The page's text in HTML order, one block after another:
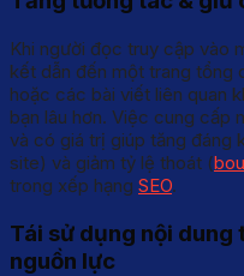
Khi người đọc truy cập vào
kết dẫn đến một trang tổng
hoặc các bài viết liên quan
bạn lâu hơn. Việc cung cấp
và có giá trị giúp tăng đáng
site) và giảm tỷ lệ thoát (
trong xếp hạng SEO.
Tái sử dụng nội
nguồn lực